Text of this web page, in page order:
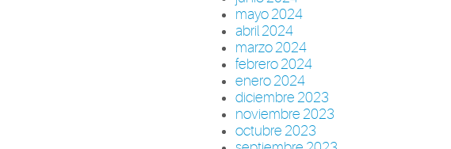
mayo 2024
abril 2024
marzo 2024
febrero 2024
enero 2024
diciembre 2023
noviembre 2023
octubre 2023